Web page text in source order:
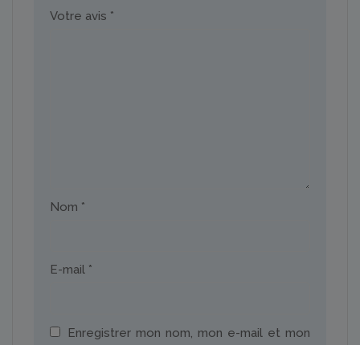
Votre avis *
Nom *
E-mail *
Enregistrer mon nom, mon e-mail et mon